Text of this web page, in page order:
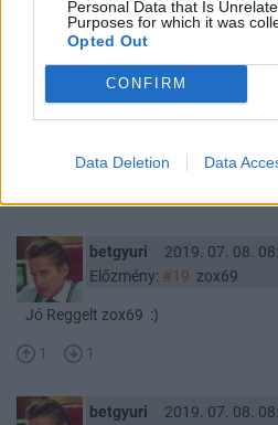
Personal Data that Is
Purposes for which it was
Opted Out
CONFIRM
Data Deletion Data
1
doctore29 2019. 07. 08.
Jöttem át ide :3
betgyuri
2019. 07. 08.
Előzmény: #19 zox69
Jó Reggelt zox69 :)
1 1
betgyuri
2019. 07. 08.